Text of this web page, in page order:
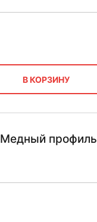
В КОРЗИНУ
Медный